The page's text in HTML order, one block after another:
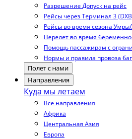
Разрешение Допуск на рейс
Рейсы через Терминал 3
Рейсы во время сезона
Перелет во время
Помощь пассажирам с
Нормы и правила провоза
Полет с нами
Направления
Куда мы летаем
Все направления
Африка
Центральная Азия
Европа